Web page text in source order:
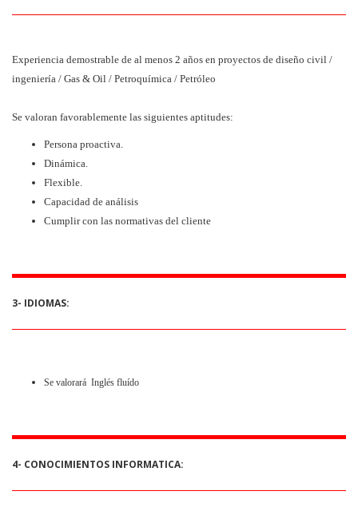
Experiencia demostrable de al menos 2 años en proyectos de diseño civil /
ingeniería / Gas & Oil / Petroquímica / Petróleo
Se valoran favorablemente las siguientes aptitudes:
Persona proactiva.
Dinámica.
Flexible.
Capacidad de análisis
Cumplir con las normativas del cliente
3- IDIOMAS:
Se valorará Inglés fluído
4- CONOCIMIENTOS INFORMATICA: